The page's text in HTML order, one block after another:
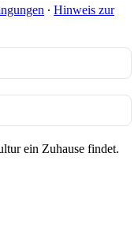
∙ Hinweis zur
ein Zuhause findet.